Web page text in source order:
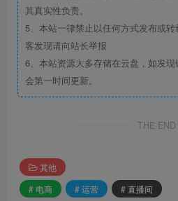
其真实性负责。
5、本站一律禁止以任何方式发布或
客发现请向站长举报
6、本站资源大多存储在云盘，如发
会第一时间更新。
THE END
其他
# 电商
# 运营 # 直播间